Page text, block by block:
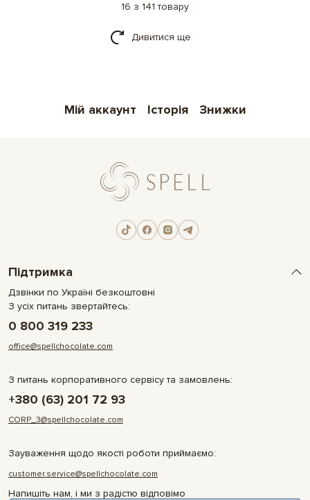
16 з 141 товару
Дивитися ще
Мій аккаунт Історія Знижки
Підтримка
Дзвінки по Україні безкоштовні
З усіх питань звертайтесь:
0 800 319 233
office@spellchocolate.com
З питань корпоративного сервісу та замовлень:
+380 (63) 201 72 93
CORP_3@spellchocolate.com
Зауваження щодо якості роботи приймаємо:
customer.service@spellchocolate.com
Напишіть нам, і ми з радістю відповімо